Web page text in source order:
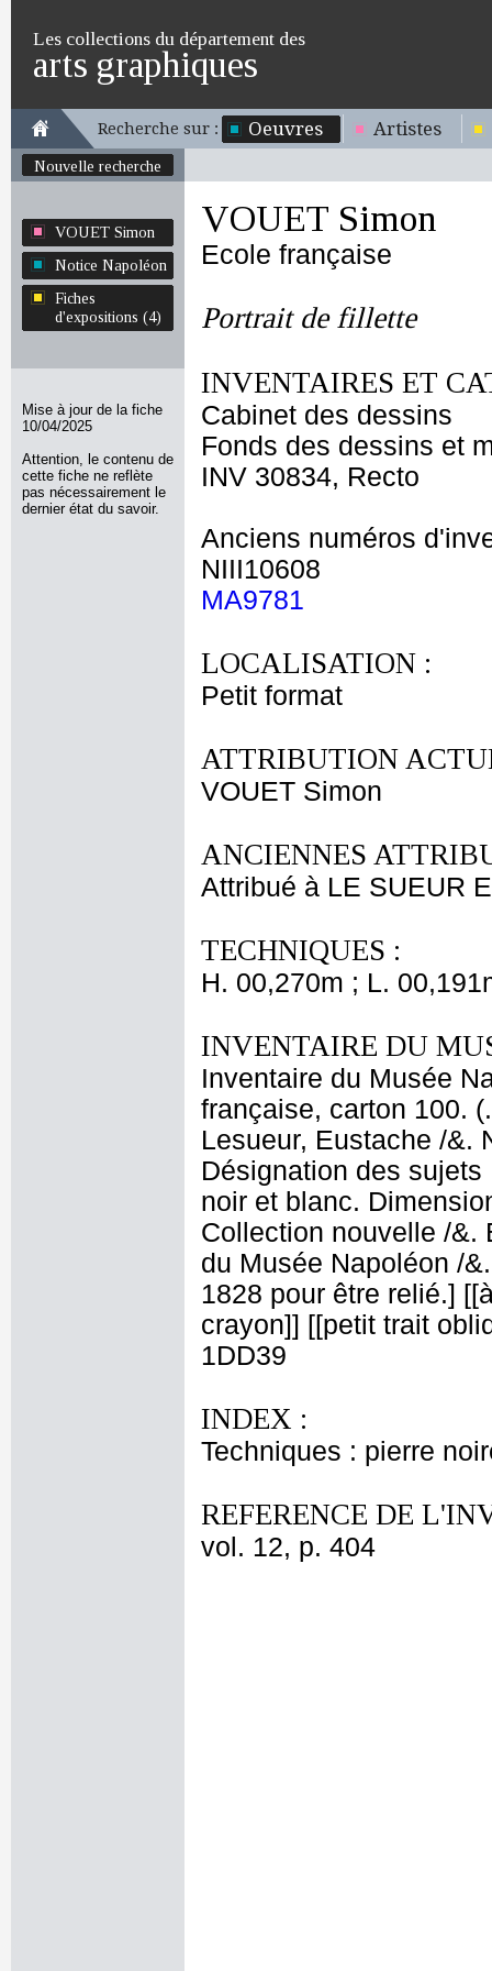
Les collections du département des
arts graphiques
Recherche sur : Oeuvres Artistes
Nouvelle recherche
VOUET Simon
Notice Napoléon
Fiches
d'expositions (4)
Mise à jour de la fiche
10/04/2025
Attention, le contenu de
cette fiche ne reflète
pas nécessairement le
dernier état du savoir.
VOUET Simon
Ecole française
Portrait de fillette
INVENTAIRES ET
Cabinet des dessins
Fonds des dessins et
INV 30834, Recto
Anciens numéros
NIII10608
MA9781
LOCALISATION :
Petit format
ATTRIBUTION
VOUET Simon
ANCIENNES
Attribué à LE SUEUR
TECHNIQUES :
H. 00,270m ; L.
INVENTAIRE DU
Inventaire du Musée
française, carton 100.
Lesueur, Eustache /&.
Désignation des
noir et blanc.
Collection nouvelle /&.
du Musée Napoléon /
1828 pour être relié.]
crayon]] [[petit trait
1DD39
INDEX :
Techniques : pierre
REFERENCE DE
vol. 12, p. 404